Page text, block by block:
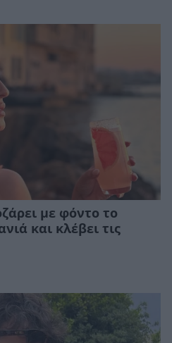
με φόντο το
και κλέβει τις